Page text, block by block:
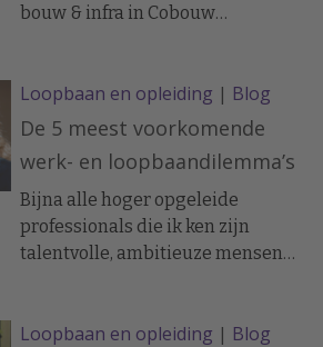
bouw & infra in Cobouw
Loopbaan en opleiding | Blog
De 5 meest voorkomende
werk- en loopbaandilemma’s
Bijna alle hoger opgeleide
professionals die ik ken zijn
talentvolle, ambitieuze mensen
De realiteit leert echter dat veel
Loopbaan en opleiding | Blog